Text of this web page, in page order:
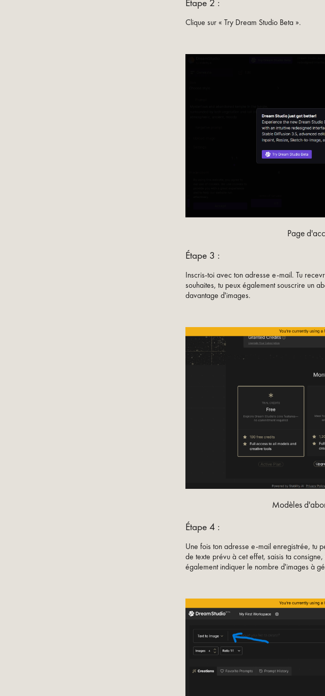
Étape 2 :
Clique sur « Try Dream Studio Beta ».
Page
Étape 3 :
Inscris-toi avec ton adresse e-mail. Tu
souhaites, tu peux également souscrire un
davantage d'images.
Modèles
Étape 4 :
Une fois ton adresse e-mail enregistrée, tu
de texte prévu à cet effet, saisis ta
également indiquer le nombre d'images à